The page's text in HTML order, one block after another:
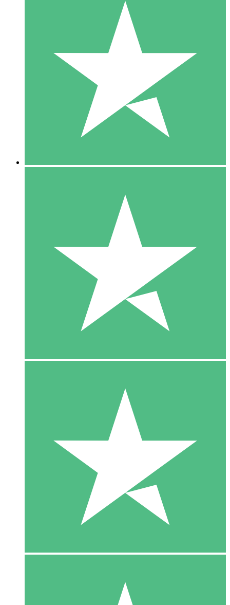
Individuele Creditpakketten
Betaal per gebruik met downloadtegoeden. Geen maandelijkse
1000
10 Downloaden
20 00